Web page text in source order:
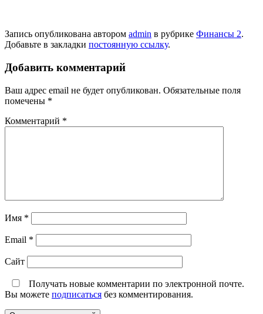
Запись опубликована автором admin в рубрике Финансы 2.
Добавьте в закладки постоянную ссылку.
Добавить комментарий
Ваш адрес email не будет опубликован. Обязательные поля
помечены *
Комментарий *
Имя *
Email *
Сайт
Получать новые комментарии по электронной почте.
Вы можете подписаться без комментирования.